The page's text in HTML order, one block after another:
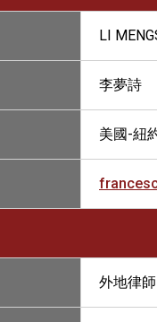
LI
李夢詩
美國-紐
外地律師